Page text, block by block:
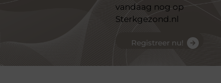
vandaag nog op
Sterkgezond.nl
Registreer nu!